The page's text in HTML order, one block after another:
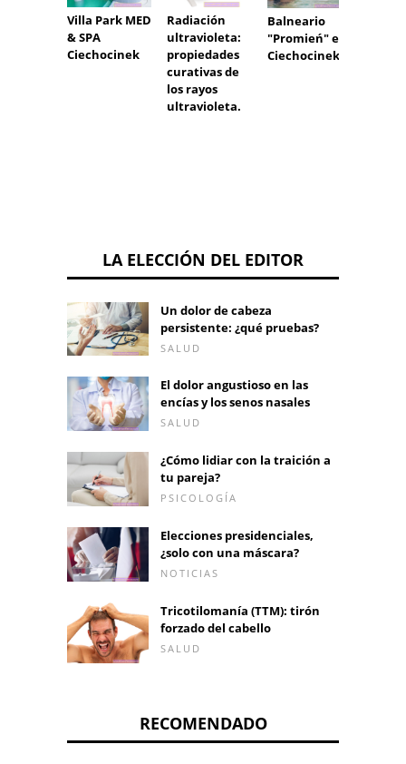
Villa Park MED
& SPA
Ciechocinek
Radiación
ultravioleta:
propiedades
curativas de
los rayos
ultravioleta.
Balneario
"Promień" en
Ciechocinek
LA ELECCIÓN DEL EDITOR
Un dolor de cabeza
persistente: ¿qué pruebas?
SALUD
El dolor angustioso en las
encías y los senos nasales
SALUD
¿Cómo lidiar con la traición a
tu pareja?
PSICOLOGÍA
Elecciones presidenciales,
¿solo con una máscara?
NOTICIAS
Tricotilomanía (TTM): tirón
forzado del cabello
SALUD
RECOMENDADO